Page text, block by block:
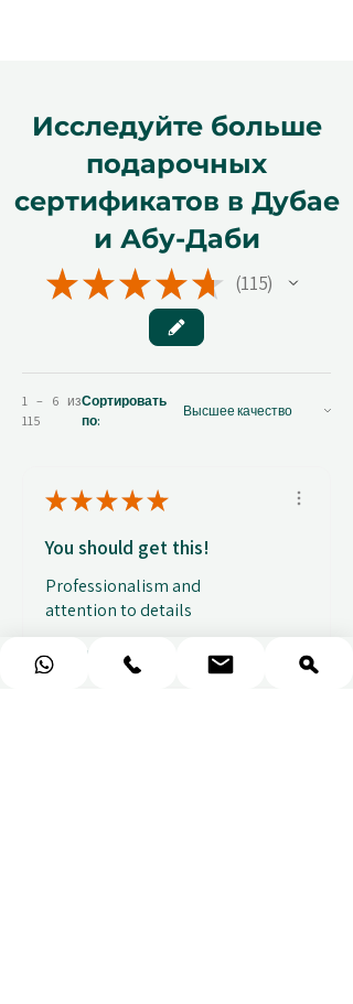
Исследуйте больше
подарочных
сертификатов в Дубае
и Абу-Даби
★★★★★ 115
115
1 – 6 из
115
Сортировать
по:
★★★★★
You should get this!
Professionalism and
attention to details
Ulpan N.